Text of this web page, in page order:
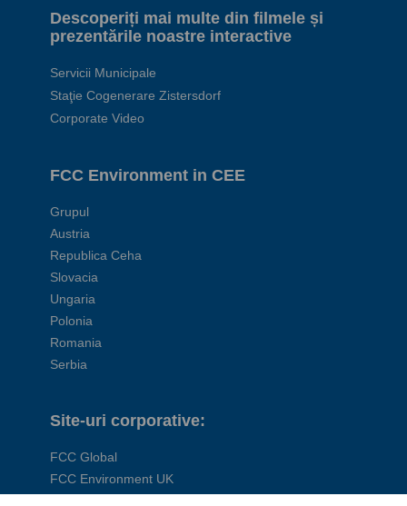
Descoperiți mai multe din filmele și
prezentările noastre interactive
Servicii Municipale
Staţie Cogenerare Zistersdorf
Corporate Video
FCC Environment in CEE
Grupul
Austria
Republica Ceha
Slovacia
Ungaria
Polonia
Romania
Serbia
Site-uri corporative:
FCC Global
FCC Environment UK